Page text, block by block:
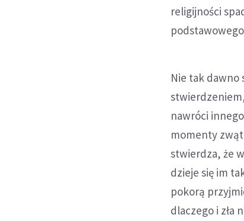
religijności
Nie tak dawno
nawróci
momenty
stwierdza, że
dzieje się im
pokorą
dlaczego i zła